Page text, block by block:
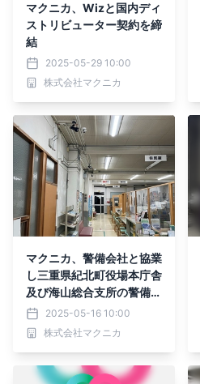
マクニカ、Wizと国内ディ
ストリビューター契約を締
結
2025-05-29 10:00
株式会社マクニカ
マクニカ、警備会社と協業
し三重県紀北町役場本庁舎
及び海山総合支所の警備D
Xを支援2025-05-16 10:00
株式会社マクニカ